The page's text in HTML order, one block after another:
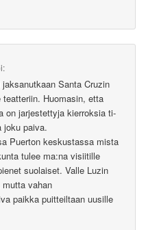
Santa Cruzin
Huomasin, etta
on jarjestettyja kierroksia ti-
joku paiva.
Puerton keskustassa mista
tulee ma:na visiitille
suolaiset. Valle Luzin
vahan
paikka puitteiltaan uusille